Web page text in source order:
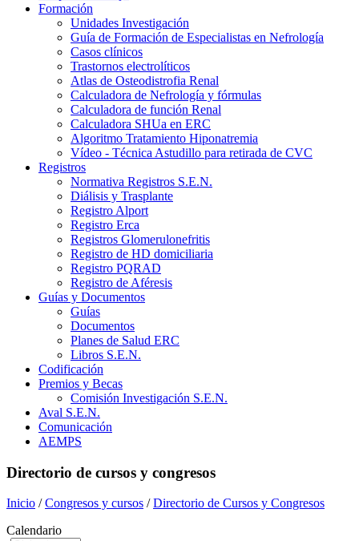
Formación
Unidades Investigación
Guía de Formación de Especialistas en Nefrología
Casos clínicos
Trastornos electrolíticos
Atlas de Osteodistrofia Renal
Calculadora de Nefrología y fórmulas
Calculadora de función Renal
Calculadora SHUa en ERC
Algoritmo Tratamiento Hiponatremia
Vídeo - Técnica Astudillo para retirada de CVC
Registros
Normativa Registros S.E.N.
Diálisis y Trasplante
Registro Alport
Registro Erca
Registros Glomerulonefritis
Registro de HD domiciliaria
Registro PQRAD
Registro de Aféresis
Guías y Documentos
Guías
Documentos
Planes de Salud ERC
Libros S.E.N.
Codificación
Premios y Becas
Comisión Investigación S.E.N.
Aval S.E.N.
Comunicación
AEMPS
Directorio de cursos y congresos
Inicio /Congresos y cursos /Directorio de Cursos y Congresos
Calendario